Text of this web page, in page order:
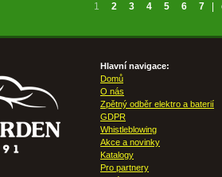
1 2 3 4 5 6 7
Hlavní navigace:
Domů
O nás
Zpětný odběr elektro a baterií
GDPR
Whistleblowing
Akce a novinky
Katalogy
Pro partnery